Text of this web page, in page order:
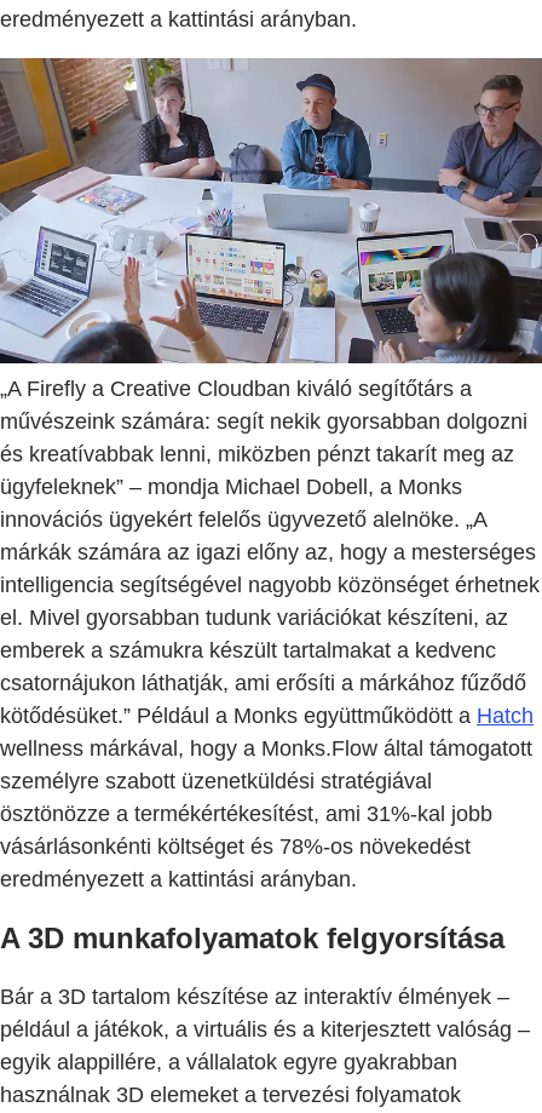
eredményezett a kattintási arányban.
„A Firefly a Creative Cloudban kiváló segítőtárs a
művészeink számára: segít nekik gyorsabban dolgozni
és kreatívabbak lenni, miközben pénzt takarít meg az
ügyfeleknek” – mondja Michael Dobell, a Monks
innovációs ügyekért felelős ügyvezető alelnöke. „A
márkák számára az igazi előny az, hogy a mesterséges
intelligencia segítségével nagyobb közönséget érhetnek
el. Mivel gyorsabban tudunk variációkat készíteni, az
emberek a számukra készült tartalmakat a kedvenc
csatornájukon láthatják, ami erősíti a márkához fűződő
kötődésüket.” Például a Monks együttműködött a Hatch
wellness márkával, hogy a Monks.Flow által támogatott
személyre szabott üzenetküldési stratégiával
ösztönözze a termékértékesítést, ami 31%-kal jobb
vásárlásonkénti költséget és 78%-os növekedést
eredményezett a kattintási arányban.
A 3D munkafolyamatok felgyorsítása
Bár a 3D tartalom készítése az interaktív élmények –
például a játékok, a virtuális és a kiterjesztett valóság –
egyik alappillére, a vállalatok egyre gyakrabban
használnak 3D elemeket a tervezési folyamatok